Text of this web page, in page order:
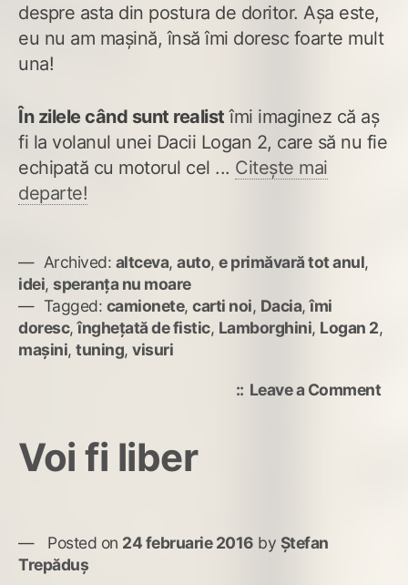
despre asta din postura de doritor. Așa este,
eu nu am mașină, însă îmi doresc foarte mult
una!
În zilele când sunt realist îmi imaginez că aș
fi la volanul unei Dacii Logan 2, care să nu fie
echipată cu motorul cel ... Citește mai
departe!
Archived: altceva, auto, e primăvară tot anul,
idei, speranța nu moare
Tagged: camionete, carti noi, Dacia,îmi
doresc,înghețată de fistic, Lamborghini, Logan 2,
mașini, tuning, visuri
Leave a Commenton
Voi fi liber
Posted on 24 februarie 2016 by Ștefan
Trepăduș